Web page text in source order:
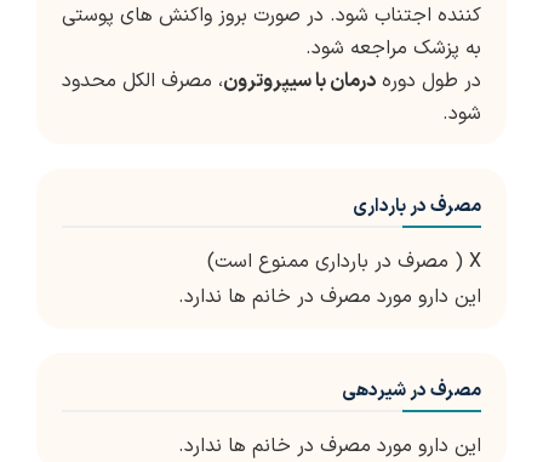
کننده اجتناب شود. در صورت بروز واکنش های پوستی
به پزشک مراجعه شود.
در طول دوره درمان با سیپروترون، مصرف الکل محدود
شود.
مصرف در بارداری
X ( مصرف در بارداری ممنوع است)
این دارو مورد مصرف در خانم ها ندارد.
مصرف در شیردهی
این دارو مورد مصرف در خانم ها ندارد.